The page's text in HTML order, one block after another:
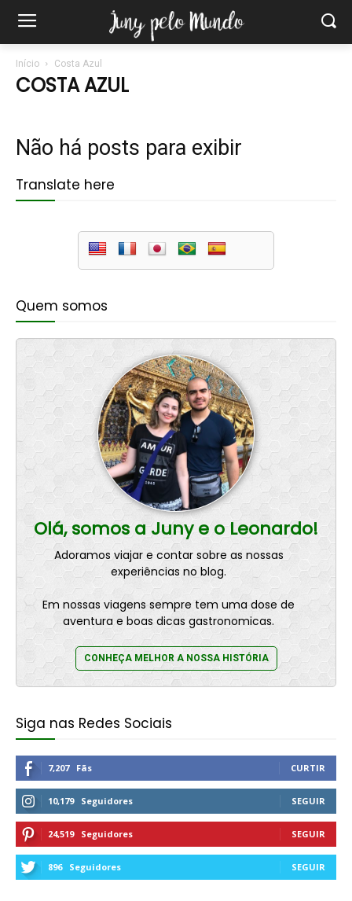
Início Costa Azul
COSTA AZUL
Não há posts para exibir
Translate here
Quem somos
Olá, somos a Juny e o Leonardo!
Adoramos viajar e contar sobre as nossas
experiências no blog.
Em nossas viagens sempre tem uma dose de
aventura e boas dicas gastronomicas.
CONHEÇA MELHOR A NOSSA HISTÓRIA
Siga nas Redes Sociais
7,207 Fãs CURTIR
10,179 Seguidores SEGUIR
24,519 Seguidores SEGUIR
896 Seguidores SEGUIR